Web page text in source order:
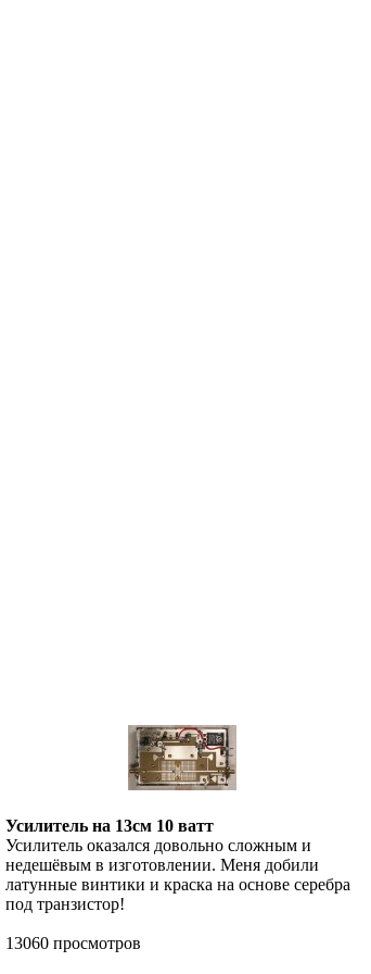
Усилитель на 13см 10 ватт
Усилитель оказался довольно сложным и
недешёвым в изготовлении. Меня добили
латунные винтики и краска на основе серебра
под транзистор!
13060 просмотров